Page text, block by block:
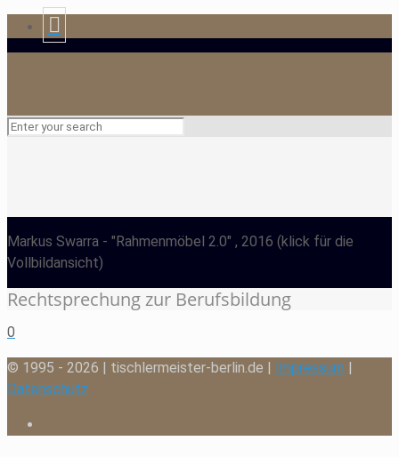
Markus Swarra - "Rahmenmöbel 2.0" , 2016 (klick für die
Vollbildansicht)
Rechtsprechung zur Berufsbildung
0
© 1995 - 2026 | tischlermeister-berlin.de | Impressum
Datenschutz